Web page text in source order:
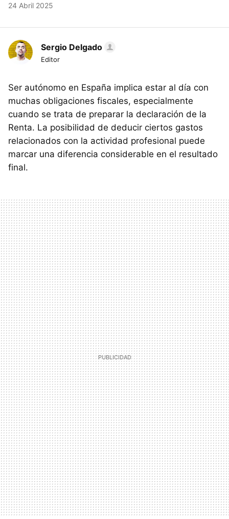
24 Abril 2025
Sergio Delgado
Editor
Ser autónomo en España implica estar al día con
muchas obligaciones fiscales, especialmente
cuando se trata de preparar la declaración de la
Renta. La posibilidad de deducir ciertos gastos
relacionados con la actividad profesional puede
marcar una diferencia considerable en el resultado
final.